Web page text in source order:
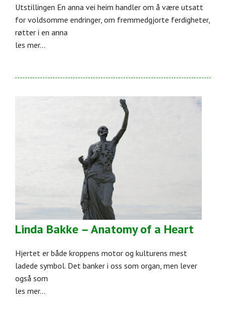
Utstillingen En anna vei heim handler om å være utsatt
for voldsomme endringer, om fremmedgjorte ferdigheter,
røtter i en anna
les mer...
Linda Bakke – Anatomy of a Heart
Hjertet er både kroppens motor og kulturens mest
ladede symbol. Det banker i oss som organ, men lever
også som
les mer...